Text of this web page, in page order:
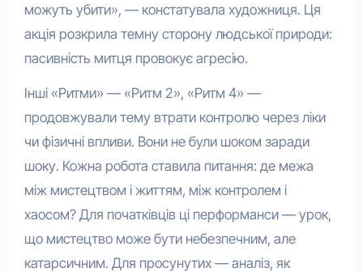
можуть убити», — констатувала художниця. Ця
акція розкрила темну сторону людської природи:
пасивність митця провокує агресію.
Інші «Ритми» — «Ритм 2», «Ритм 4» —
продовжували тему втрати контролю через ліки
чи фізичні впливи. Вони не були шоком заради
шоку. Кожна робота ставила питання: де межа
між мистецтвом і життям, між контролем і
хаосом? Для початківців ці перформанси — урок,
що мистецтво може бути небезпечним, але
катарсичним. Для просунутих — аналіз, як